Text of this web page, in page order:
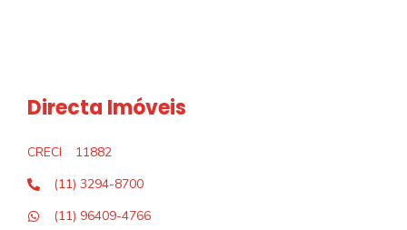
Directa Imóveis
CRECI
11882
(11) 3294-8700
(11) 96409-4766